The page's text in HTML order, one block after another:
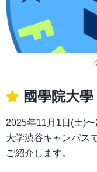
國學院大
2025年11月1日(土)
大学渋谷キャンパス
ご紹介します。